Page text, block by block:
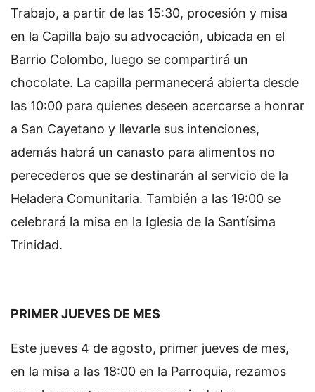
Trabajo, a partir de las 15:30, procesión y misa
en la Capilla bajo su advocación, ubicada en el
Barrio Colombo, luego se compartirá un
chocolate. La capilla permanecerá abierta desde
las 10:00 para quienes deseen acercarse a honrar
a San Cayetano y llevarle sus intenciones,
además habrá un canasto para alimentos no
perecederos que se destinarán al servicio de la
Heladera Comunitaria. También a las 19:00 se
celebrará la misa en la Iglesia de la Santísima
Trinidad.
PRIMER JUEVES DE MES
Este jueves 4 de agosto, primer jueves de mes,
en la misa a las 18:00 en la Parroquia, rezamos